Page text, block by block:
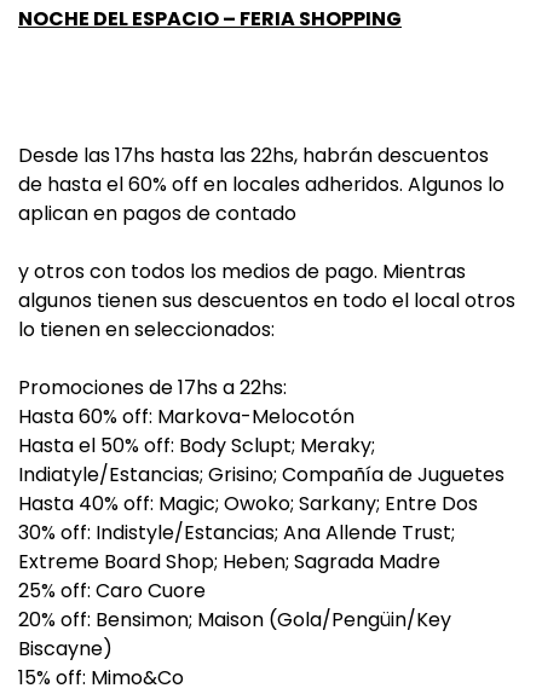
NOCHE DEL ESPACIO – FERIA SHOPPING
Desde las 17hs hasta las 22hs, habrán descuentos
de hasta el 60% off en locales adheridos. Algunos lo
aplican en pagos de contado
y otros con todos los medios de pago. Mientras
algunos tienen sus descuentos en todo el local otros
lo tienen en seleccionados:
Promociones de 17hs a 22hs:
Hasta 60% off: Markova-Melocotón
Hasta el 50% off: Body Sclupt; Meraky;
Indiatyle/Estancias; Grisino; Compañía de Juguetes
Hasta 40% off: Magic; Owoko; Sarkany; Entre Dos
30% off: Indistyle/Estancias; Ana Allende Trust;
Extreme Board Shop; Heben; Sagrada Madre
25% off: Caro Cuore
20% off: Bensimon; Maison (Gola/Pengüin/Key
Biscayne)
15% off: Mimo&Co